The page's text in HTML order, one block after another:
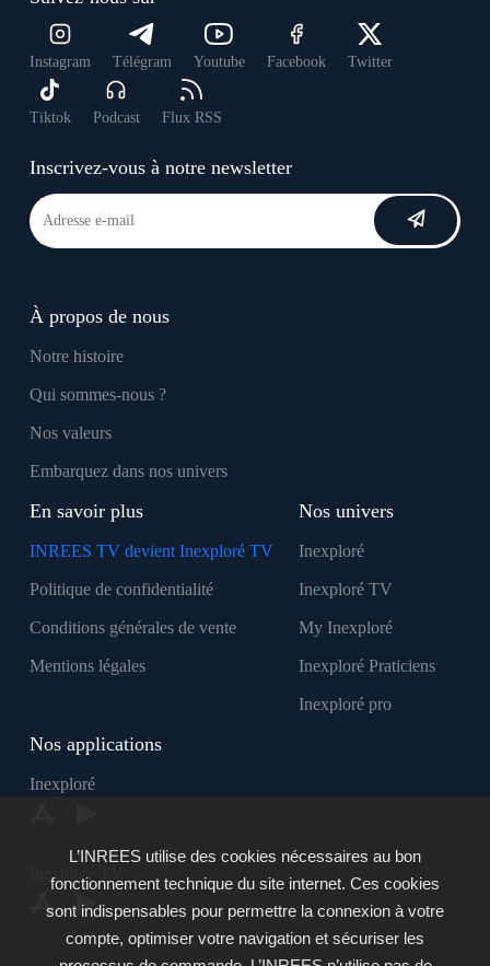
Instagram Télégram Youtube Facebook Twitter
Tiktok Podcast Flux RSS
Inscrivez-vous à notre newsletter
À propos de nous
Notre histoire
Qui sommes-nous ?
Nos valeurs
Embarquez dans nos univers
En savoir plus
INREES TV devient Inexploré TV
Politique de confidentialité
Conditions générales de vente
Mentions légales
Nos univers
Inexploré
Inexploré TV
My Inexploré
Inexploré Praticiens
Inexploré pro
Nos applications
Inexploré
Inexploré TV
L’INREES utilise des cookies nécessaires au bon
fonctionnement technique du site internet. Ces cookies
sont indispensables pour permettre la connexion à votre
compte, optimiser votre navigation et sécuriser les